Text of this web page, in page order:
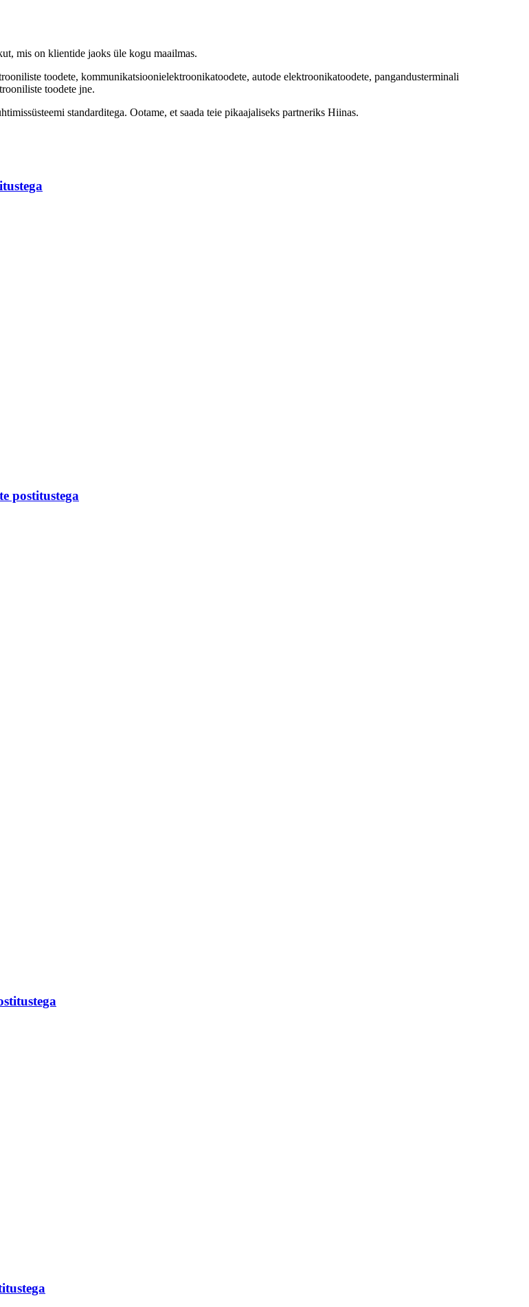
mis on klientide jaoks üle kogu maailmas.
toodete, kommunikatsioonielektroonikatoodete, autode elektroonikatoodete, pangandusterminali
toodete jne.
standarditega. Ootame, et saada teie pikaajaliseks partneriks Hiinas.
postitustega